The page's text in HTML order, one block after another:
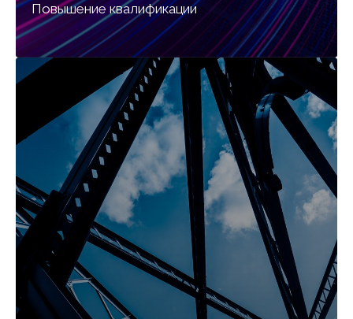
Повышение квалификации